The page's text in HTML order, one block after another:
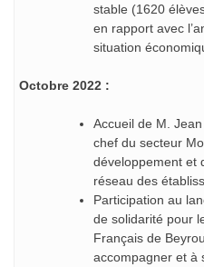
stable (1620
en rapport avec
situation
Octobre 2022 :
Accueil de M.
chef du secteur
développement et
réseau des
Participation au
de solidarité pour
Français de
accompagner et à